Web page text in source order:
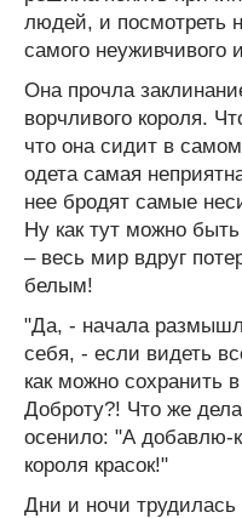
людей, и посмотреть
самого неуживчивого
Она прочла
ворчливого короля.
что она сидит в
одета самая
нее бродят самые
Ну как тут можно
– весь мир вдруг
белым!
"Да, - начала
себя, - если видеть
как можно сохранить
Доброту?! Что же
осенило: "А добавлю-
короля красок!"
Дни и ночи